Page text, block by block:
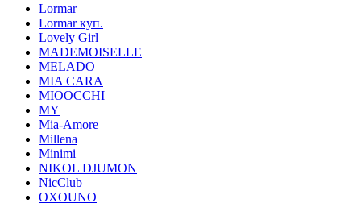
Lormar
Lormar куп.
Lovely Girl
MADEMOISELLE
MELADO
MIA CARA
MIOOCCHI
MY
Mia-Amore
Millena
Minimi
NIKOL DJUMON
NicClub
OXOUNO